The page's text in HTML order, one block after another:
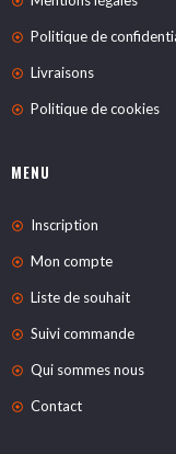
Politique de
Livraisons
Politique de cookies
MENU
Inscription
Mon compte
Liste de souhait
Suivi commande
Qui sommes nous
Contact